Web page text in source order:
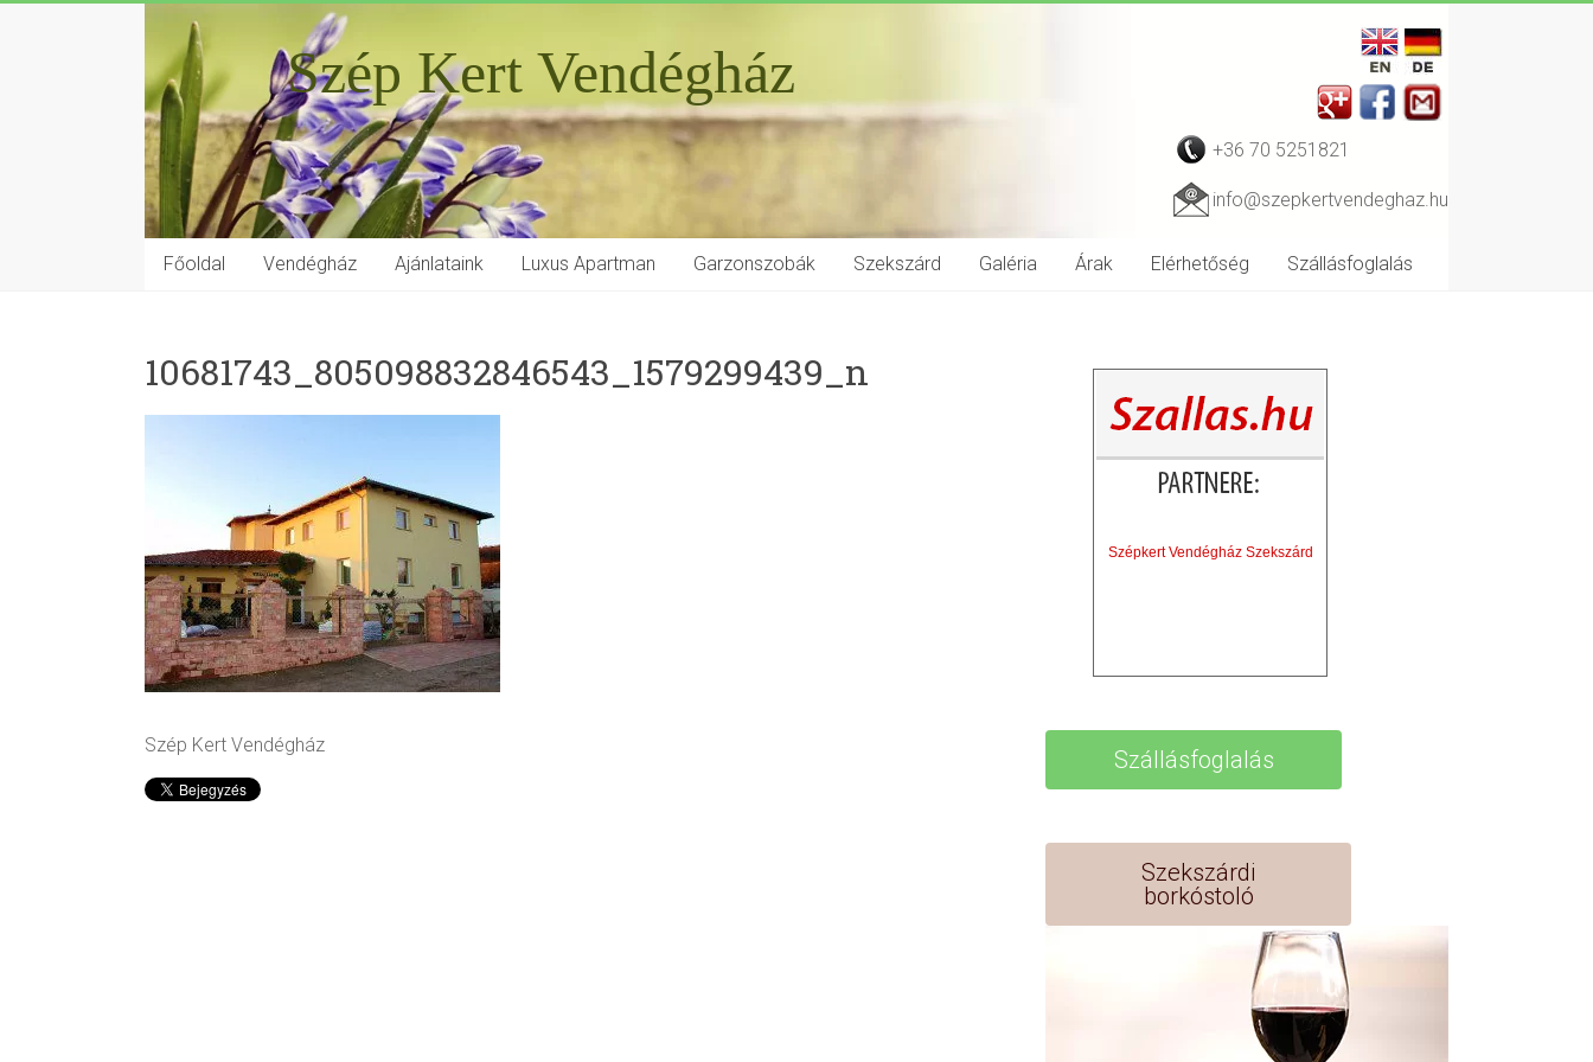
Szép Kert Vendégház
+36 70 5251821
info@szepkertvendeghaz.hu
Főoldal Vendégház Ajánlataink Luxus Apartman Garzonszobák Szekszárd Galéria Árak Elérhetőség Szállásfoglalás
10681743_805098832846543_1579299439_n
Szép Kert Vendégház
Szépkert Vendégház Szekszárd
Szállásfoglalás
Szekszárdi
borkóstoló